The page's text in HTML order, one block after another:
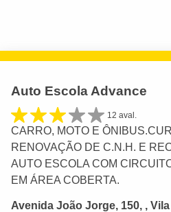
Auto Escola Advance
12 aval.
CARRO, MOTO E
RENOVAÇÃO DE C.N.H. E
AUTO ESCOLA COM
EM ÁREA COBERTA.
Avenida João Jorge, 150, ,